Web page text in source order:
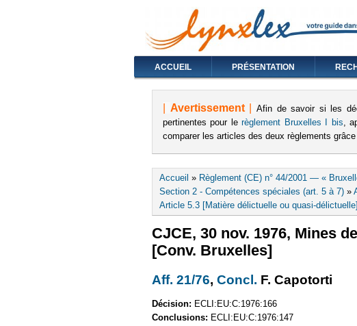
ACCUEIL PRÉSENTATION
Avertissement Afin de savoir si les
pertinentes pour lerèglement Bruxelles I bis,
comparer les articles des deux règlements
Vous êtes ici
Accueil » Règlement (CE) n° 44/2001 — «
Section 2 - Compétences spéciales (art. 5 à 7) »
Article 5.3 [Matière délictuelle ou quasi-délictuelle]
CJCE, 30 nov. 1976, Mines
[Conv. Bruxelles]
Aff. 21/76(le lien est externe)
, Concl. (le lien est
F. Capotorti
Décision: ECLI:EU:C:1976:166
Conclusions: ECLI:EU:C:1976:147